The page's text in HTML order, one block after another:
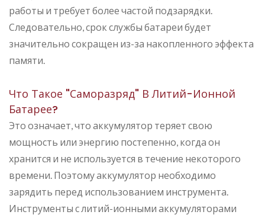
работы и требует более частой подзарядки.
Следовательно, срок службы батареи будет
значительно сокращен из-за накопленного эффекта
памяти.
Что Такое "саморазряд" В Литий-Ионной
Батарее?
Это означает, что аккумулятор теряет свою
мощность или энергию постепенно, когда он
хранится и не используется в течение некоторого
времени. Поэтому аккумулятор необходимо
зарядить перед использованием инструмента.
Инструменты с литий-ионными аккумуляторами